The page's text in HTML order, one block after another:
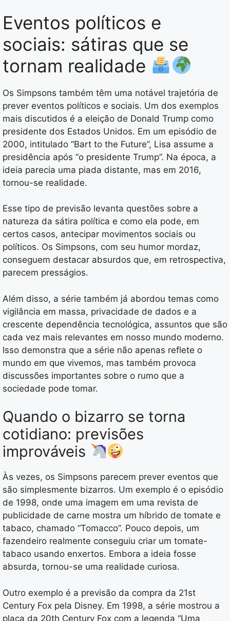
Eventos políticos e
sociais: sátiras que se
tornam realidade
Os Simpsons também têm uma notável trajetória de
prever eventos políticos e sociais. Um dos exemplos
mais discutidos é a eleição de Donald Trump como
presidente dos Estados Unidos. Em um episódio de
2000, intitulado “Bart to the Future”, Lisa assume a
presidência após “o presidente Trump”. Na época, a
ideia parecia uma piada distante, mas em 2016,
tornou-se realidade.
Esse tipo de previsão levanta questões sobre a
natureza da sátira política e como ela pode, em
certos casos, antecipar movimentos sociais ou
políticos. Os Simpsons, com seu humor mordaz,
conseguem destacar absurdos que, em retrospectiva,
parecem presságios.
Além disso, a série também já abordou temas como
vigilância em massa, privacidade de dados e a
crescente dependência tecnológica, assuntos que são
cada vez mais relevantes em nosso mundo moderno.
Isso demonstra que a série não apenas reflete o
mundo em que vivemos, mas também provoca
discussões importantes sobre o rumo que a
sociedade pode tomar.
Quando o bizarro se torna
cotidiano: previsões
improváveis
Às vezes, os Simpsons parecem prever eventos que
são simplesmente bizarros. Um exemplo é o episódio
de 1998, onde uma imagem em uma revista de
publicidade de carne mostra um híbrido de tomate e
tabaco, chamado “Tomacco”. Pouco depois, um
fazendeiro realmente conseguiu criar um tomate-
tabaco usando enxertos. Embora a ideia fosse
absurda, tornou-se uma realidade curiosa.
Outro exemplo é a previsão da compra da 21st
Century Fox pela Disney. Em 1998, a série mostrou a
placa da 20th Century Fox com a legenda “Uma